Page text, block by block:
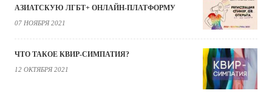
АЗИАТСКУЮ ЛГБТ+ ОНЛАЙН-ПЛАТФОРМУ
07 НОЯБРЯ 2021
ЧТО ТАКОЕ КВИР-СИМПАТИЯ?
12 ОКТЯБРЯ 2021